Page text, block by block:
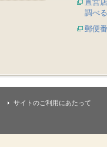
直営
調べる
郵便
サイトのご利用にあたって